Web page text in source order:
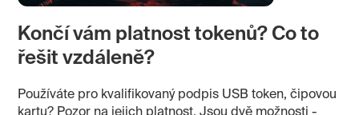
Končí vám platnost tokenů? Co to
řešit vzdáleně?
Používáte pro kvalifikovaný podpis USB token, čipovou
kartu? Pozor na jejich platnost. Jsou dvě možnosti -